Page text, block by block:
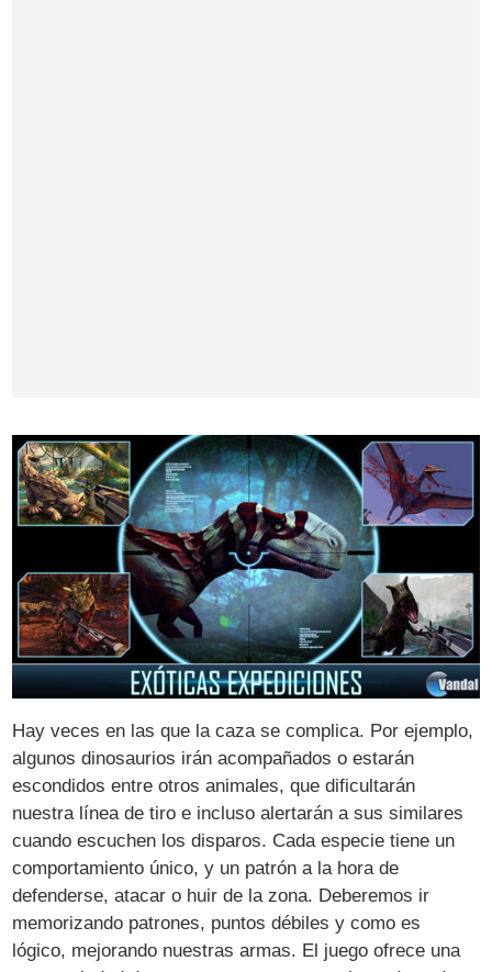
Hay veces en las que la caza se complica. Por ejemplo,
algunos dinosaurios irán acompañados o estarán
escondidos entre otros animales, que dificultarán
nuestra línea de tiro e incluso alertarán a sus similares
cuando escuchen los disparos. Cada especie tiene un
comportamiento único, y un patrón a la hora de
defenderse, atacar o huir de la zona. Deberemos ir
memorizando patrones, puntos débiles y como es
lógico, mejorando nuestras armas. El juego ofrece una